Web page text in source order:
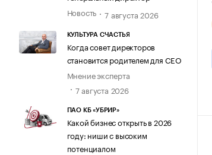
Новость
7 августа 2026
КУЛЬТУРА СЧАСТЬЯ
Когда совет директоров
становится родителем для CEO
Мнение эксперта
7 августа 2026
ПАО КБ «УБРИР»
Какой бизнес открыть в 2026
году: ниши с высоким
потенциалом